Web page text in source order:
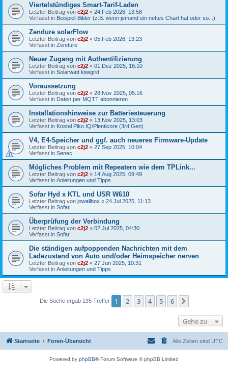
Viertelstündiges Smart-Tarif-Laden
Letzter Beitrag von c2j2 « 24.Feb 2026, 13:58
Verfasst in Beispiel-Bilder (z.B. wenn jemand ein nettes Chart hat oder so...)
Zendure solarFlow
Letzter Beitrag von c2j2 « 05.Feb 2026, 13:23
Verfasst in Zendure
Neuer Zugang mit Authentifizierung
Letzter Beitrag von c2j2 « 01.Dez 2025, 16:10
Verfasst in Solarwatt kiwigrid
Voraussetzung
Letzter Beitrag von c2j2 « 28.Nov 2025, 05:16
Verfasst in Daten per MQTT abonnieren
Installationshinweise zur Batteriesteuerung
Letzter Beitrag von c2j2 « 13.Nov 2025, 13:03
Verfasst in Kostal Piko IQ/Plenticore (3rd Gen)
V4, E4-Speicher und ggf. auch neueres Firmware-Update
Letzter Beitrag von c2j2 « 27.Sep 2025, 10:04
Verfasst in Senec
Mögliches Problem mit Repeatern wie dem TPLink...
Letzter Beitrag von c2j2 « 14.Aug 2025, 09:49
Verfasst in Anleitungen und Tipps
Sofar Hyd x KTL und USR W610
Letzter Beitrag von jowallbox « 24.Jul 2025, 11:13
Verfasst in Sofar
Überprüfung der Verbindung
Letzter Beitrag von c2j2 « 02.Jul 2025, 04:30
Verfasst in Sofar
Die ständigen aufpoppenden Nachrichten mit dem
Ladezustand von Auto und/oder Heimspeicher nerven
Letzter Beitrag von c2j2 « 27.Jun 2025, 10:31
Verfasst in Anleitungen und Tipps
Die Suche ergab 135 Treffer 1 2 3 4 5 6
Gehe zu
Startseite Foren-Übersicht Alle Zeiten sind UTC
Powered by phpBB® Forum Software © phpBB Limited